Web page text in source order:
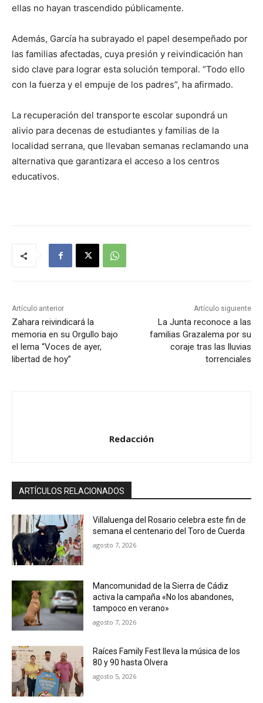
ellas no hayan trascendido públicamente.
Además, García ha subrayado el papel desempeñado por
las familias afectadas, cuya presión y reivindicación han
sido clave para lograr esta solución temporal. “Todo ello
con la fuerza y el empuje de los padres”, ha afirmado.
La recuperación del transporte escolar supondrá un
alivio para decenas de estudiantes y familias de la
localidad serrana, que llevaban semanas reclamando una
alternativa que garantizara el acceso a los centros
educativos.
Artículo anterior
Zahara reivindicará la
memoria en su Orgullo bajo
el lema “Voces de ayer,
libertad de hoy”
Artículo siguiente
La Junta reconoce a las
familias Grazalema por su
coraje tras las lluvias
torrenciales
Redacción
ARTÍCULOS RELACIONADOS
Villaluenga del Rosario celebra este fin de
semana el centenario del Toro de Cuerda
agosto 7, 2026
Mancomunidad de la Sierra de Cádiz
activa la campaña «No los abandones,
tampoco en verano»
agosto 7, 2026
Raíces Family Fest lleva la música de los
80 y 90 hasta Olvera
agosto 5, 2026